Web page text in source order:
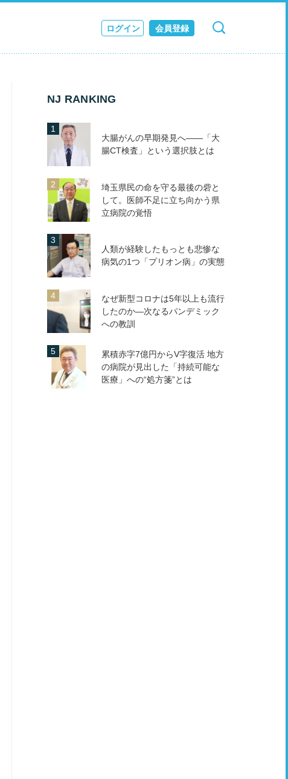
ログイン 会員登録
検索 キャンセル
NJ RANKING
大腸がんの早期発見へ――「大
腸CT検査」という選択肢とは
埼玉県民の命を守る最後の砦と
して。医師不足に立ち向かう県
立病院の覚悟
人類が経験したもっとも悲惨な
病気の1つ「プリオン病」の実態
なぜ新型コロナは5年以上も流行
したのか―次なるパンデミック
への教訓
累積赤字7億円からV字復活 地方
の病院が見出した「持続可能な
医療」への“処方箋”とは